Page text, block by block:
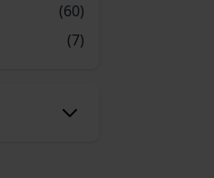
(60)
(7)